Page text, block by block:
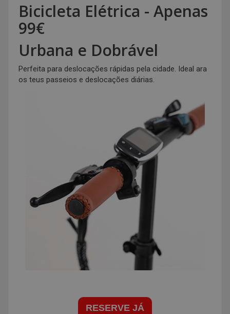
Bicicleta Elétrica - Apenas
99€
Urbana e Dobrável
Perfeita para deslocações rápidas pela cidade. Ideal ara
os teus passeios e deslocações diárias.
RESERVE JÁ